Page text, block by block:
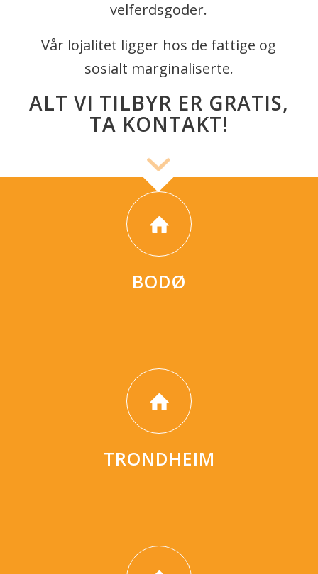
velferdsgoder.
Vår lojalitet ligger hos de fattige og
sosialt marginaliserte.
ALT VI TILBYR ER GRATIS,
TA KONTAKT!
BODØ
TRONDHEIM